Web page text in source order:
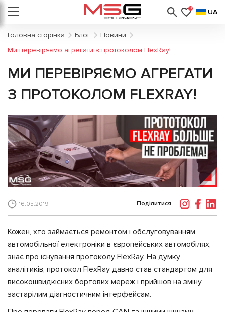
0 UA
Головна сторінка Блог
Новини
Ми перевіряємо агрегати з протоколом FlexRay!
МИ ПЕРЕВІРЯЄМО АГРЕГАТИ
З ПРОТОКОЛОМ FLEXRAY!
16.05.2019 Поділитися
Кожен, хто займається ремонтом і обслуговуванням
автомобільної електроніки в європейських автомобілях,
знає про існування протоколу FlexRay. На думку
аналітиків, протокол FlexRay давно став стандартом для
високошвидкісних бортових мереж і прийшов на зміну
застарілим діагностичним інтерфейсам.